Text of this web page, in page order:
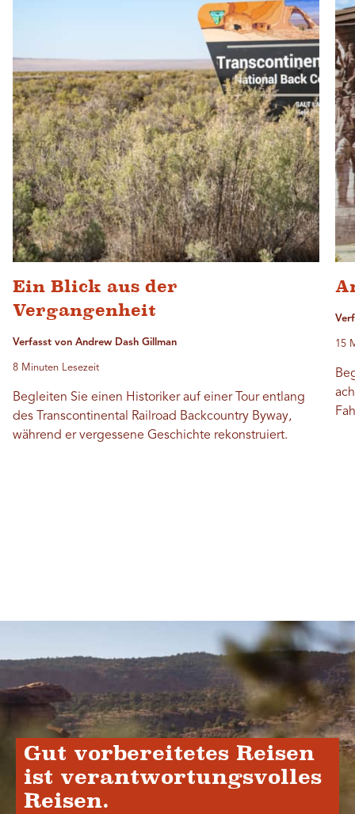
Ein Blick aus der
Vergangenheit
Verfasst von Andrew Dash Gillman
8 Minuten Lesezeit
Begleiten Sie einen Historiker auf einer Tour entlang
des Transcontinental Railroad Backcountry Byway,
während er vergessene Geschichte rekonstruiert.
15
Gut vorbereitetes Reisen
ist verantwortungsvolles
Reisen.